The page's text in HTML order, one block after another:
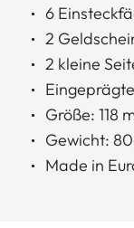
6
2
2 kleine
Größe: 118
Gewicht:
Made in